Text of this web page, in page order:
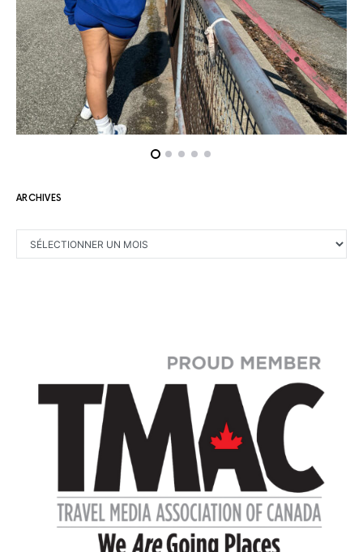
ARCHIVES
ARCHIVES